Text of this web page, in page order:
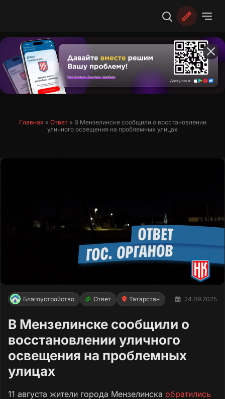
Главная » Ответ» В Мензелинске сообщили о восстановлении
уличного освещения на проблемных улицах
Благоустройство Ответ Татарстан 24.09.2025
В Мензелинске сообщили о
восстановлении уличного
освещения на проблемных
улицах
11 августа жители города Мензелинска обратились